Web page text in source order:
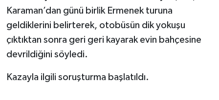
Karaman’dan günü birlik Ermenek turuna
geldiklerini belirterek, otobüsün dik yokuşu
çıktıktan sonra geri geri kayarak evin bahçesine
devrildiğini söyledi.
Kazayla ilgili soruşturma başlatıldı.